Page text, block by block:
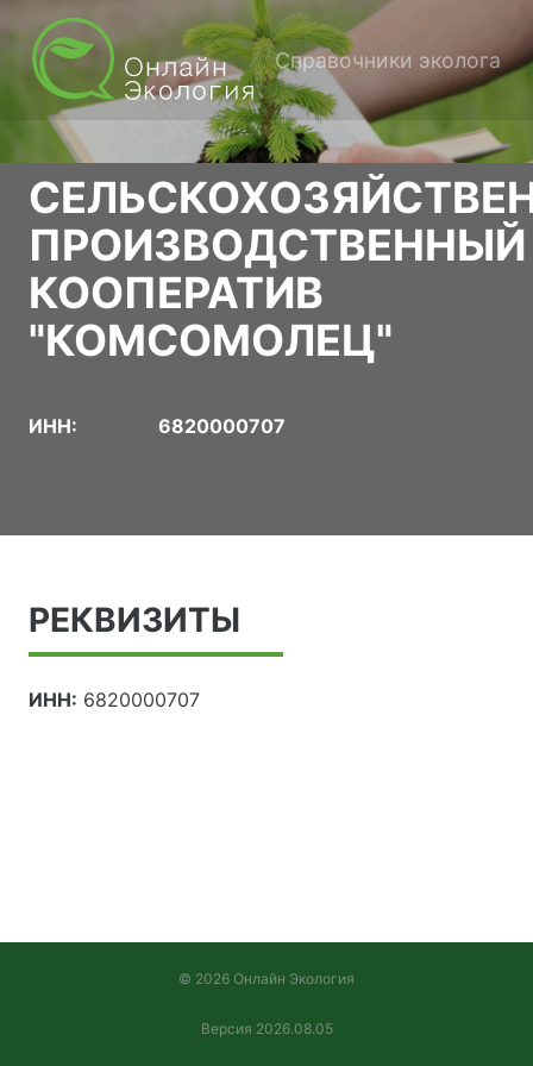
Справочники эколога
ПРОИЗВОДСТВЕННЫЙ
КООПЕРАТИВ
"КОМСОМОЛЕЦ"
ИНН: 6820000707
РЕКВИЗИТЫ
ИНН: 6820000707
© 2026 Онлайн Экология
Версия 2026.08.05